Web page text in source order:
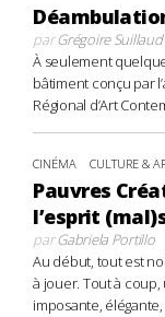
parGrégoire Suillaud
À seulement
bâtiment conçu par
Régional d’Art
CINÉMA CULTURE &
Pauvres
l’esprit
parGabriela Portillo
Au début, tout est
à jouer. Tout à
imposante, élégante,